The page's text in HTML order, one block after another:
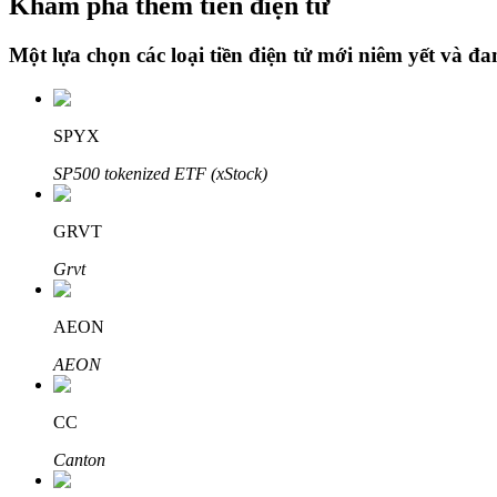
Khóa BTR
Đầu tư độc quyền cho người nắm giữ BTR
Khoản vay
Dịch vụ vay được hỗ trợ bằng tiền điện tử
Khám phá thêm tiền điện tử
Một lựa chọn các loại tiền điện tử mới niêm yết và
SPYX
SP500 tokenized ETF (xStock)
GRVT
Grvt
AEON
AEON
CC
Canton